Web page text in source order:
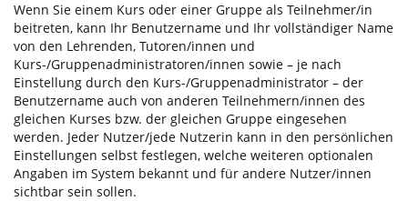
Wenn Sie einem Kurs oder einer Gruppe als Teilnehmer/in
beitreten, kann Ihr Benutzername und Ihr vollständiger Name
von den Lehrenden, Tutoren/innen und
Kurs-/Gruppenadministratoren/innen sowie – je nach
Einstellung durch den Kurs-/Gruppenadministrator – der
Benutzername auch von anderen Teilnehmern/innen des
gleichen Kurses bzw. der gleichen Gruppe eingesehen
werden. Jeder Nutzer/jede Nutzerin kann in den persönlichen
Einstellungen selbst festlegen, welche weiteren optionalen
Angaben im System bekannt und für andere Nutzer/innen
sichtbar sein sollen.